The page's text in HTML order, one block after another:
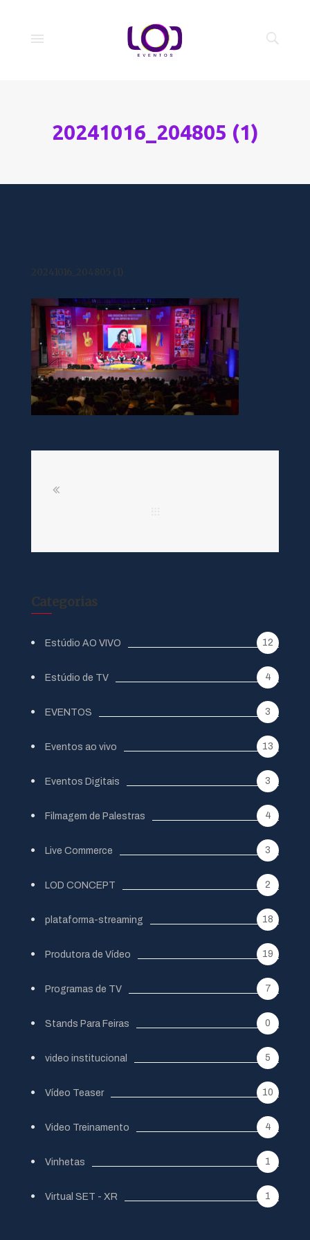
20241016_204805 (1)
20241016_204805 (1)
Categorias
Estúdio AO VIVO 12
Estúdio de TV 4
EVENTOS 3
Eventos ao vivo 13
Eventos Digitais 3
Filmagem de Palestras 4
Live Commerce 3
LOD CONCEPT 2
plataforma-streaming 18
Produtora de Vídeo 19
Programas de TV 7
Stands Para Feiras 0
video institucional 5
Vídeo Teaser 10
Video Treinamento 4
Vinhetas 1
Virtual SET - XR 1